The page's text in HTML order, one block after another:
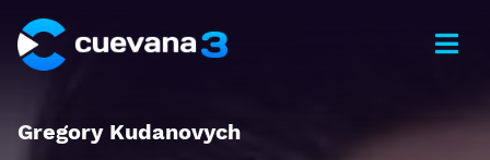
Gregory Kudanovych